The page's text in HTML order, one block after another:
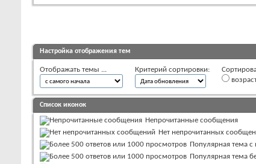
Настройка отображения тем
Отображать темы ... Критерий сортировки:
Список иконок
Непрочитанные сообщения
Нет непрочитанных
Популярная тема
Популярная тема